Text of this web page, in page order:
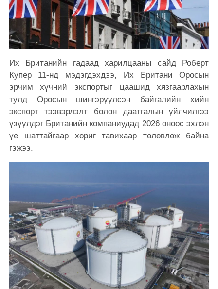
Их Британийн гадаад харилцааны сайд Роберт
Купер 11-нд мэдэгдэхдээ, Их Британи Оросын
эрчим хүчний экспортыг цаашид хязгаарлахын
тулд Оросын шингэрүүлсэн байгалийн хийн
экспорт тээвэрлэлт болон даатгалын үйлчилгээ
үзүүлдэг Британийн компаниудад 2026 оноос эхлэн
үе шаттайгаар хориг тавихаар төлөвлөж байна
гэжээ.